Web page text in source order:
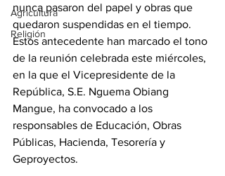
Agricultura
Religión
nunca pasaron del papel y obras que
quedaron suspendidas en el tiempo.
Estos antecedente han marcado el tono
de la reunión celebrada este miércoles,
en la que el Vicepresidente de la
República, S.E. Nguema Obiang
Mangue, ha convocado a los
responsables de Educación, Obras
Públicas, Hacienda, Tesorería y
Geproyectos.